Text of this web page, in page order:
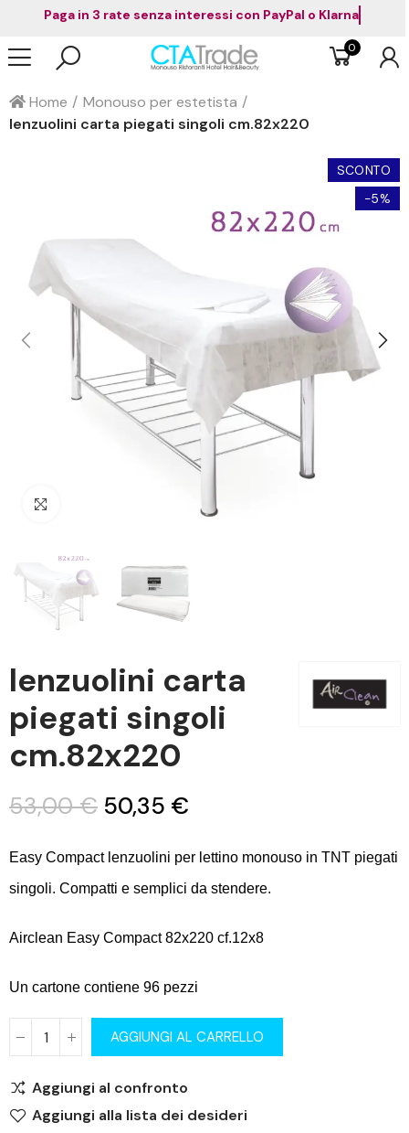
Paga in 3 rate senza interessi con PayPal o Klarna
0
Home
Monouso per estetista
lenzuolini carta piegati singoli cm.82x220
SCONTO
-5%
Clicca per ingrandire
lenzuolini carta
piegati singoli
cm.82x220
53,00 € 50,35 €
Easy Compact lenzuolini per lettino monouso in TNT piegati
singoli. Compatti e semplici da stendere.
Airclean Easy Compact 82x220 cf.12x8
Un cartone contiene 96 pezzi
AGGIUNGI AL CARRELLO
Aggiungi al confronto
Aggiungi alla lista dei desideri